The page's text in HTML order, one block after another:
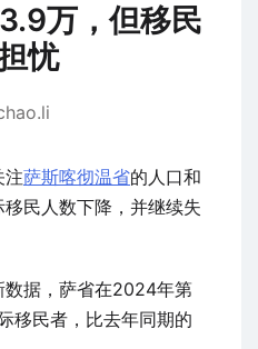
万，但移民
忧
注萨斯喀彻温省的人口和
民人数下降，并继续失
数据，萨省在2024年第
移民者，比去年同期的